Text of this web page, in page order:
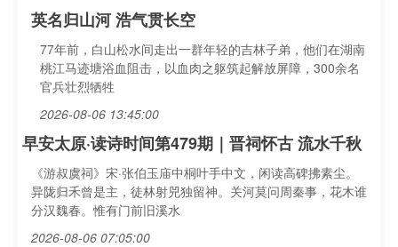
英名归山河 浩气贯长空
77年前，白山松水间走出一群年轻的吉林子弟，他们在湖南
桃江马迹塘浴血阻击，以血肉之躯筑起解放屏障，300余名
官兵壮烈牺牲
2026-08-06 13:45:00
早安太原·读诗时间第479期｜晋祠怀古 流水千秋
《游叔虞祠》宋·张伯玉庙中桐叶手中文，闲读高碑拂素尘。
异陇归禾曾是主，徒林射兕独留神。关河莫问周秦事，花木谁
分汉魏春。惟有门前旧溪水
2026-08-06 07:05:00